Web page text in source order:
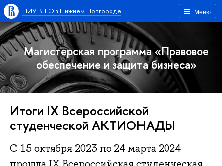
Меню
НИУ ВШЭ в Нижнем Новгороде
Магистерская программа «Правовое
обеспечение и защита бизнеса»
Итоги IX Всероссийской
студенческой АКТИОНАДЫ
С 15 октября 2023 по 24 марта 2024